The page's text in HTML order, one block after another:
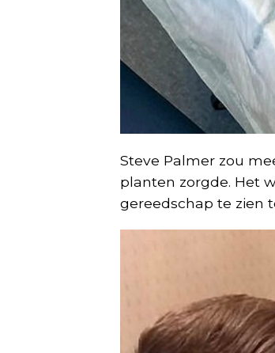
Steve Palmer zou
planten zorgde. Het
gereedschap te zien